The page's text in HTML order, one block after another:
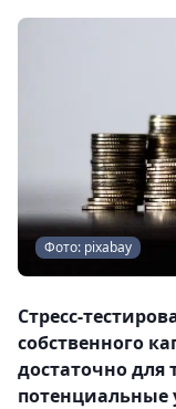
Фото: pixabay
Стресс-
собственного
достаточно для
потенциальные